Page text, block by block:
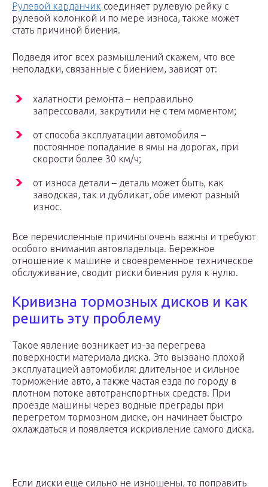
Рулевой карданчик соединяет рулевую рейку с
рулевой колонкой и по мере износа, также может
стать причиной биения.
Подведя итог всех размышлений скажем, что все
неполадки, связанные с биением, зависят от:
халатности ремонта – неправильно
запрессовали, закрутили не с тем моментом;
от способа эксплуатации автомобиля –
постоянное попадание в ямы на дорогах, при
скорости более 30 км/ч;
от износа детали – деталь может быть, как
заводская, так и дубликат, обе имеют разный
износ.
Все перечисленные причины очень важны и требуют
особого внимания автовладельца. Бережное
отношение к машине и своевременное техническое
обслуживание, сводит риски биения руля к нулю.
Кривизна тормозных дисков и как
решить эту проблему
Такое явление возникает из-за перегрева
поверхности материала диска. Это вызвано плохой
эксплуатацией автомобиля: длительное и сильное
торможение авто, а также частая езда по городу в
плотном потоке автотранспортных средств. При
проезде машины через водные преграды при
перегретом тормозном диске, он начинает быстро
охлаждаться и появляется искривление самого диска.
Если диски еще сильно не изношены, то поправить